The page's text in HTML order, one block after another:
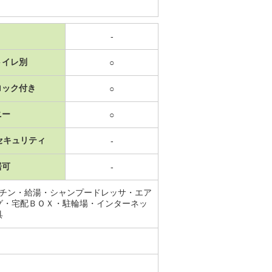
-
レ別 ○
ク付き ○
ー ○
キュリティ -
可 -
ン・給湯・シャンプードレッサ・エア
宅配ＢＯＸ・駐輪場・インターネッ